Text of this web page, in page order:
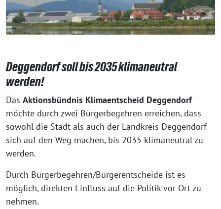
Deggendorf soll bis 2035 klimaneutral
werden!
Das Aktionsbündnis Klimaentscheid Deggendorf
möchte durch zwei Bürgerbegehren erreichen, dass
sowohl die Stadt als auch der Landkreis Deggendorf
sich auf den Weg machen, bis 2035 klimaneutral zu
werden.
Durch Bürgerbegehren/Bürgerentscheide ist es
möglich, direkten Einfluss auf die Politik vor Ort zu
nehmen.